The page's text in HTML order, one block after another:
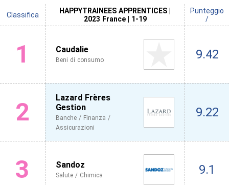
Classifica
HAPPYTRAINEES APPRENTICES |
2023 France | 1-19
Punteggio
/
1 Caudalie
Beni di consumo 9.42
2
Lazard Frères
Gestion
Banche / Finanza /
Assicurazioni
9.22
3 Sandoz
Salute / Chimica 9.1